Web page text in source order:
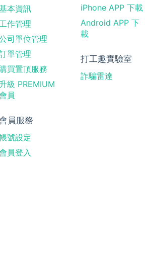
本資訊
工作管理
司單位管理
單管理
買置頂服務
升級 PREMIUM
員
員服務
號設定
員登入
iPhone APP 下載
Android APP 下
載
打工趣實驗室
詐騙雷達